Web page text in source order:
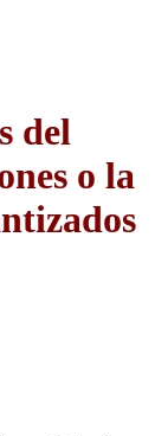
del
o la